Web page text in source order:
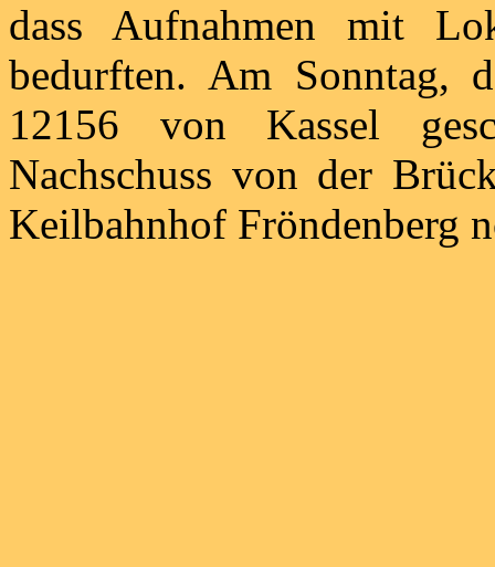
dass Aufnahmen mit
bedurften. Am Sonntag,
12156 von Kassel
Nachschuss von der
Keilbahnhof Fröndenberg